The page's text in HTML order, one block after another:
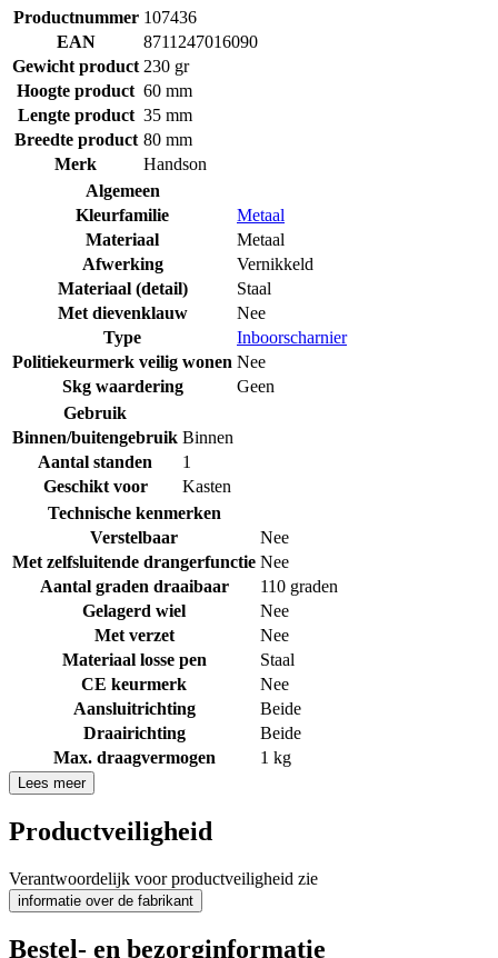
Productnummer 107436
EAN
8711247016090
Gewicht product 230 gr
Hoogte product 60 mm
Lengte product 35 mm
Breedte product 80 mm
Merk
Handson
Algemeen
Kleurfamilie
Metaal
Materiaal
Metaal
Afwerking
Vernikkeld
Materiaal (detail)
Staal
Met dievenklauw
Nee
Type
Inboorscharnier
Politiekeurmerk veilig wonen Nee
Skg waardering
Geen
Gebruik
Binnen/buitengebruik Binnen
Aantal standen
1
Geschikt voor
Kasten
Technische kenmerken
Verstelbaar
Nee
Met zelfsluitende drangerfunctie Nee
Aantal graden draaibaar
110 graden
Gelagerd wiel
Nee
Met verzet
Nee
Materiaal losse pen
Staal
CE keurmerk
Nee
Aansluitrichting
Beide
Draairichting
Beide
Max. draagvermogen
1 kg
Lees meer
Productveiligheid
Verantwoordelijk voor productveiligheid zie
informatie over de fabrikant
Bestel- en bezorginformatie